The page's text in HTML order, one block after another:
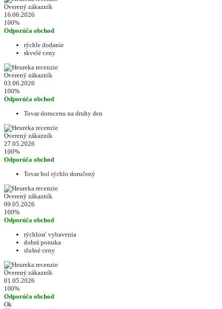
Overený zákazník
16.06.2026
100%
Odporúča obchod
rýchle dodanie
skvelé ceny
Overený zákazník
03.06.2026
100%
Odporúča obchod
Tovar dorucenu na druhy den
Overený zákazník
27.05.2026
100%
Odporúča obchod
Tovar bol rýchlo doručený
Overený zákazník
09.05.2026
100%
Odporúča obchod
rýchlosť vybavenia
dobrá ponuka
slušné ceny
Overený zákazník
01.05.2026
100%
Odporúča obchod
Ok